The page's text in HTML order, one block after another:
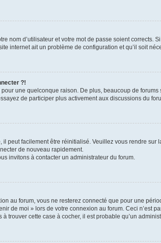
nom d’utilisateur et votre mot de passe soient corrects.
internet ait un problème de configuration et qu’il soit
?!
une quelconque raison. De plus, beaucoup de
de participer plus activement aux discussions du
peut facilement être réinitialisé. Veuillez vous rendre sur
de nouveau rapidement.
invitons à contacter un administrateur du forum.
au forum, vous ne resterez connecté que pour une
de moi » lors de votre connexion au forum. Ceci n’est
trouver cette case à cocher, il est probable qu’un